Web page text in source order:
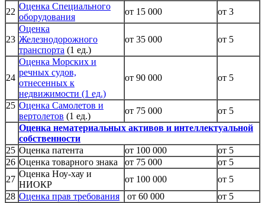
22
Оценка Специального
оборудования
от 15 000 от 3
23
Оценка
Железнодорожного
транспорта (1 ед.)
от 35 000 от 5
24
Оценка Морских и
речных судов,
отнесенных к
недвижимости (1 ед.)
от 90 000 от 5
25 Оценка Самолетов и
вертолетов (1 ед.)
от 75 000
от 5
Оценка нематериальных активов и интеллектуальной
собственности
25 Оценка патента от 100 000
от 5
26 Оценка товарного знака от 75 000
от 5
27
Оценка Ноу-хау и
НИОКР
от 100 000
от 5
28 Оценка прав требования от 60 000 от 5